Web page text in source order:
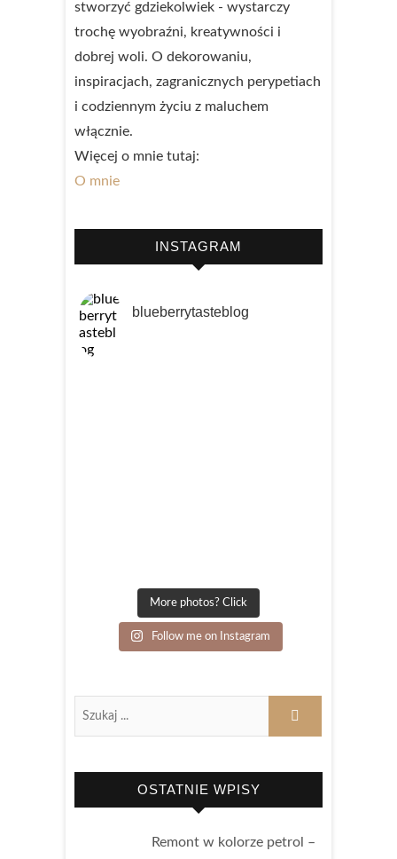
stworzyć gdziekolwiek - wystarczy
trochę wyobraźni, kreatywności i
dobrej woli. O dekorowaniu,
inspiracjach, zagranicznych perypetiach
i codziennym życiu z maluchem
włącznie.
Więcej o mnie tutaj:
O mnie
INSTAGRAM
blueberrytasteblog
More photos? Click
Follow me on Instagram
OSTATNIE WPISY
Remont w kolorze petrol –